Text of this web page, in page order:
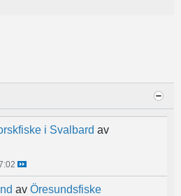
i Svalbard av
av Öresundsfiske